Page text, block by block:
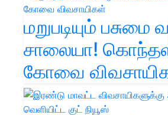
மறுபடியும் பசுமை
சாலையா!
கோவை